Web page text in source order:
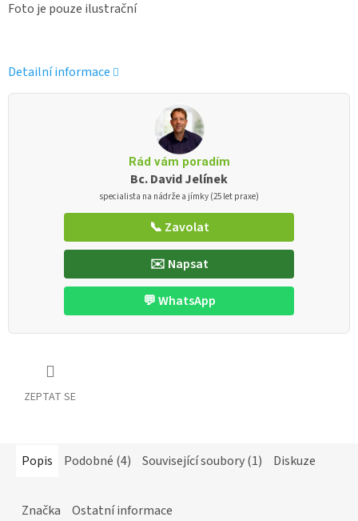
Foto je pouze ilustrační
Detailní informace
Rád vám poradím
Bc. David Jelínek
specialista na nádrže a jímky (25 let praxe)
📞 Zavolat
✉️ Napsat
💬 WhatsApp
ZEPTAT SE
Popis Podobné (4) Související soubory (1) Diskuze
Značka Ostatní informace